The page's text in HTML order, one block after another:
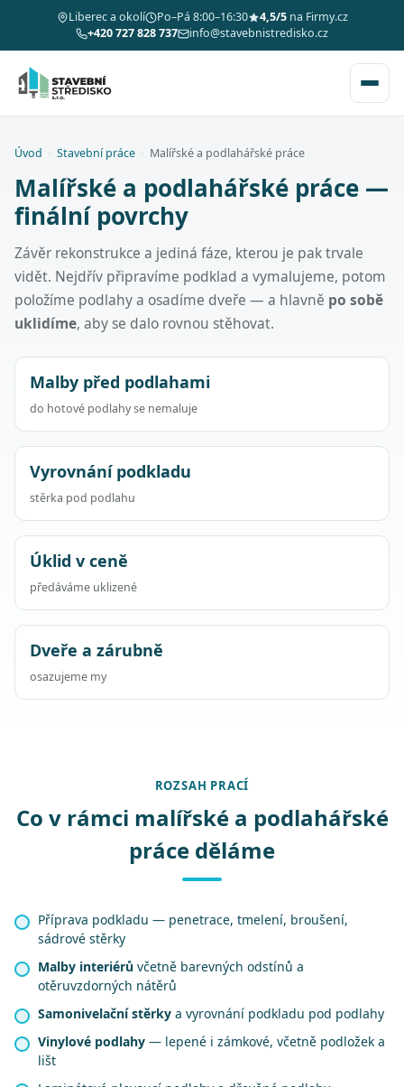
Liberec a okolí Po–Pá 8:00–16:30 4,5/5na Firmy.cz
+420 727 828 737
info@stavebnistredisko.cz
Úvod Stavební práce Malířské a podlahářské práce
Malířské a podlahářské práce —
finální povrchy
Závěr rekonstrukce a jediná fáze, kterou je pak trvale
vidět. Nejdřív připravíme podklad a vymalujeme, potom
položíme podlahy a osadíme dveře — a hlavně po sobě
uklidíme, aby se dalo rovnou stěhovat.
Malby před podlahami
do hotové podlahy se nemaluje
Vyrovnání podkladu
stěrka pod podlahu
Úklid v ceně
předáváme uklizené
Dveře a zárubně
osazujeme my
ROZSAH PRACÍ
Co v rámci malířské a podlahářské
práce děláme
Příprava podkladu — penetrace, tmelení, broušení,
sádrové stěrky
Malby interiérů včetně barevných odstínů a
otěruvzdorných nátěrů
Samonivelační stěrky a vyrovnání podkladu pod podlahy
Vinylové podlahy — lepené i zámkové, včetně podložek a
lišt